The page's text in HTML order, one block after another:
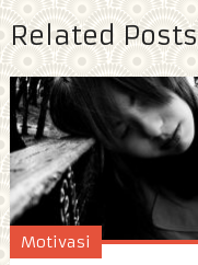
Related Posts
Motivasi